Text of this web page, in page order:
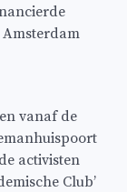
vanaf de
activisten
Club’